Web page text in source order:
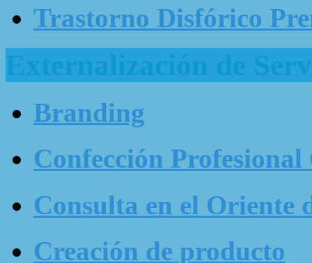
Trastorno Disfórico
Externalización de
Branding
Confección Profesional
Consulta en el Oriente
Creación de producto